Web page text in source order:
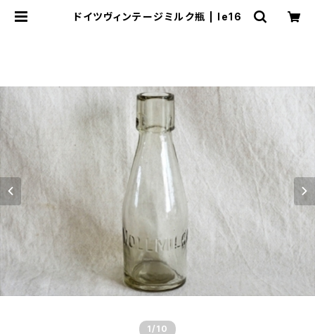
ドイツヴィンテージミルク瓶 | le16
1 /10